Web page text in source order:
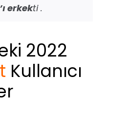
erkekti .
2022
Kullanıcı